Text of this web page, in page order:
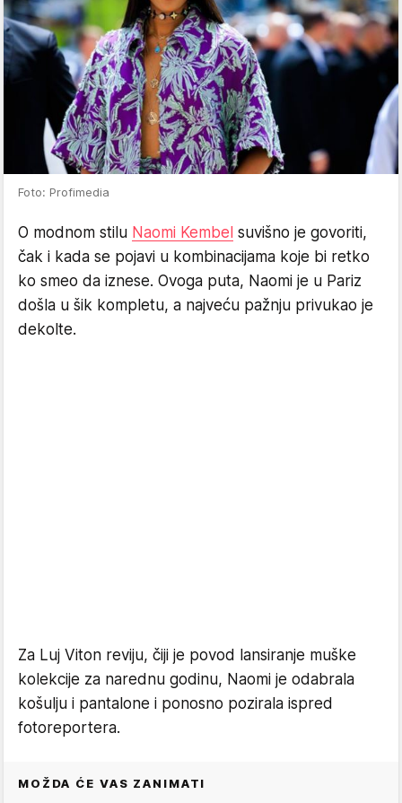
Foto: Profimedia
O modnom stilu Naomi Kembel suvišno je govoriti,
čak i kada se pojavi u kombinacijama koje bi retko
ko smeo da iznese. Ovoga puta, Naomi je u Pariz
došla u šik kompletu, a najveću pažnju privukao je
dekolte.
Za Luj Viton reviju, čiji je povod lansiranje muške
kolekcije za narednu godinu, Naomi je odabrala
košulju i pantalone i ponosno pozirala ispred
fotoreportera.
MOŽDA ĆE VAS ZANIMATI